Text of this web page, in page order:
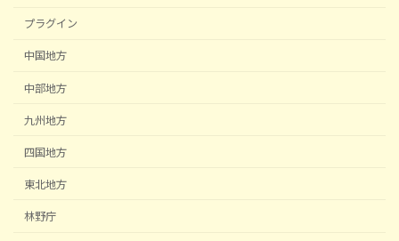
プラグイン
中国地方
中部地方
九州地方
四国地方
東北地方
林野庁